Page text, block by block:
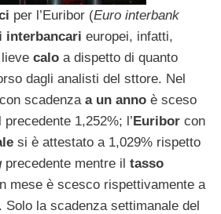
per l’Euribor (Euro interbank
interbancari europei, infatti,
calo a dispetto di quanto
dagli analisti del sttore. Nel
con scadenza a un anno è sceso
1,252%; l’Euribor con
si è attestato a 1,029% rispetto
precedente mentre il tasso
mese è scesco rispettivamente a
Solo la scadenza settimanale del